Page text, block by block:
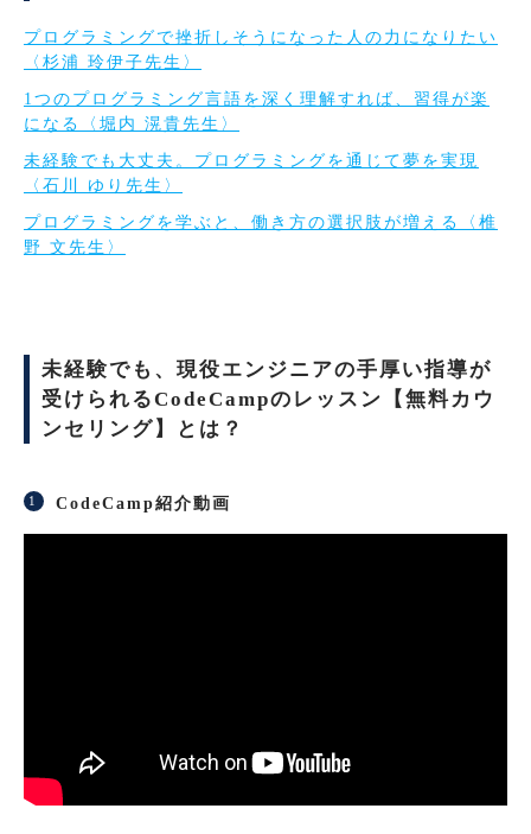
プログラミングで挫折しそうになった人の力になりたい
〈杉浦 玲伊子先生〉
1つのプログラミング言語を深く理解すれば、習得が楽
になる〈堀内 滉貴先生〉
未経験でも大丈夫。プログラミングを通じて夢を実現
〈石川 ゆり先生〉
プログラミングを学ぶと、働き方の選択肢が増える〈椎
野 文先生〉
未経験でも、現役エンジニアの手厚い指導が
受けられるCodeCampのレッスン【無料カウ
ンセリング】とは？
CodeCamp紹介動画